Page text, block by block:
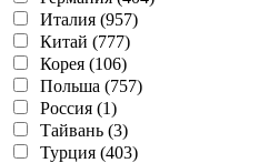
Италия (957)
Китай (777)
Корея (106)
Польша (757)
Россия (1)
Тайвань (3)
Турция (403)